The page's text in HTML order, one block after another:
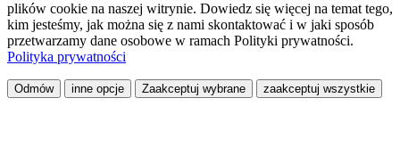
plików cookie na naszej witrynie. Dowiedz się więcej na temat tego,
kim jesteśmy, jak można się z nami skontaktować i w jaki sposób
przetwarzamy dane osobowe w ramach Polityki prywatności.
Polityka prywatności
Odmów inne opcje Zaakceptuj wybrane zaakceptuj wszystkie